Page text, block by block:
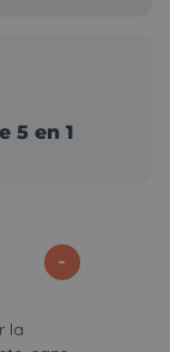
5 en 1
la